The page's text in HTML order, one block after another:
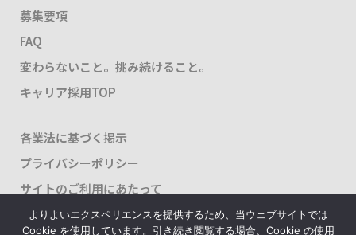
募集要項
FAQ
変わらないこと。挑み続けること。
キャリア採用TOP
各業法に基づく掲示
プライバシーポリシー
サイトのご利用にあたって
よりよいエクスペリエンスを提供するため、当ウェブサイトでは
Cookie を使用しています。引き続き閲覧する場合、Cookie の使用